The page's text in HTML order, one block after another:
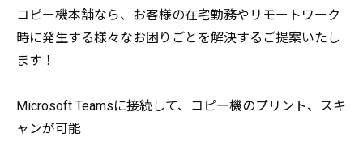
コピー機本舗なら、お客様の在宅勤務やリモートワーク
時に発生する様々なお困りごとを解決するご提案いたし
ます！
Microsoft Teamsに接続して、コピー機のプリント、スキ
ャンが可能